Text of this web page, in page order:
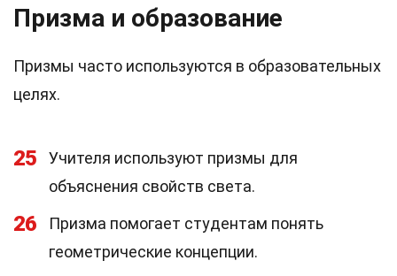
Призма и образование
Призмы часто используются в образовательных
целях.
25
Учителя используют призмы для
объяснения свойств света.
26
Призма помогает студентам понять
геометрические концепции.